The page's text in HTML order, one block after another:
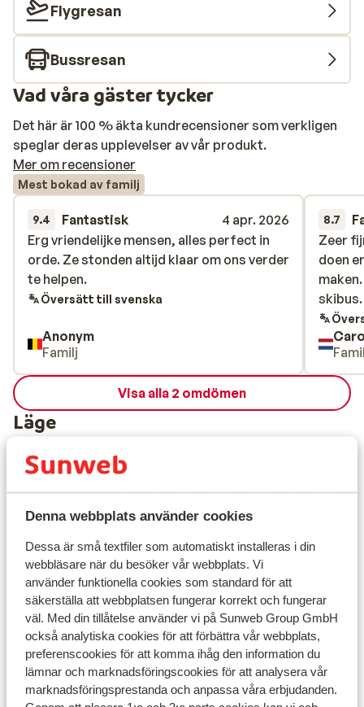
Denna webbplats använder cookies
Dessa är små textfiler som automatiskt installeras i din
webbläsare när du besöker vår webbplats. Vi
använder funktionella cookies som standard för att
säkerställa att webbplatsen fungerar korrekt och fungerar
väl. Med din tillåtelse använder vi på Sunweb Group GmbH
också analytiska cookies för att förbättra vår webbplats,
preferenscookies för att komma ihåg den information du
lämnar och marknadsföringscookies för att analysera vår
marknadsföringsprestanda och anpassa våra erbjudanden.
Flygresan
Bussresan
Vad våra gäster tycker
Det här är 100 % äkta kundrecensioner som verkligen
speglar deras upplevelser av vår produkt.
Mer om recensioner
Mest bokad av familj
9.4 Fantastisk
4 apr. 2026
Erg vriendelijke mensen, alles perfect in
orde. Ze stonden altijd klaar om ons verder
te helpen.
Erg vriendelijke mensen, alles perfect in
orde. Ze stonden altijd klaar om ons verder
te helpen.
Översätt till svenska
Anonym
Familj
8.7
Zeer
doen
skibus.
Zeer
doen
skibus.
Visa alla 2 omdömen
Läge
Visa på karta
I området
Avstånd till centrum: ca 900 m
Avstånd till flygplats innsbruck är ca 65 km:
Münich ca 186 km
Avstånd till tågstation zell am ziller är ca 850 m